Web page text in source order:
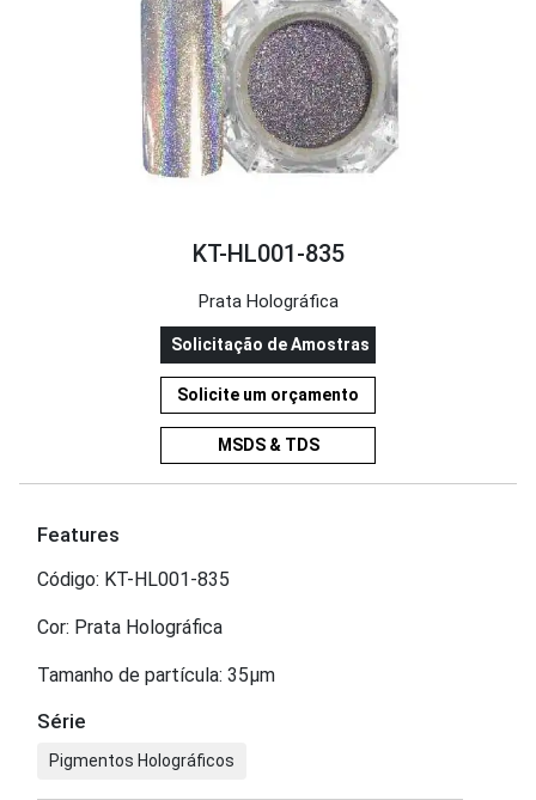
KT-HL001-835
Prata Holográfica
Solicitação de Amostras
Solicite um orçamento
MSDS & TDS
Features
Código: KT-HL001-835
Cor: Prata Holográfica
Tamanho de partícula: 35μm
Série
Pigmentos Holográficos